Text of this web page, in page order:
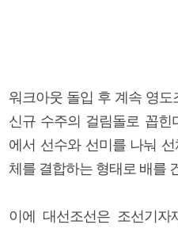
워크아웃 돌입 후 계속 영
신규 수주의 걸림돌로 꼽힌
에서 선수와 선미를 나눠
체를 결합하는 형태로 배를
이에 대선조선은 조선기자